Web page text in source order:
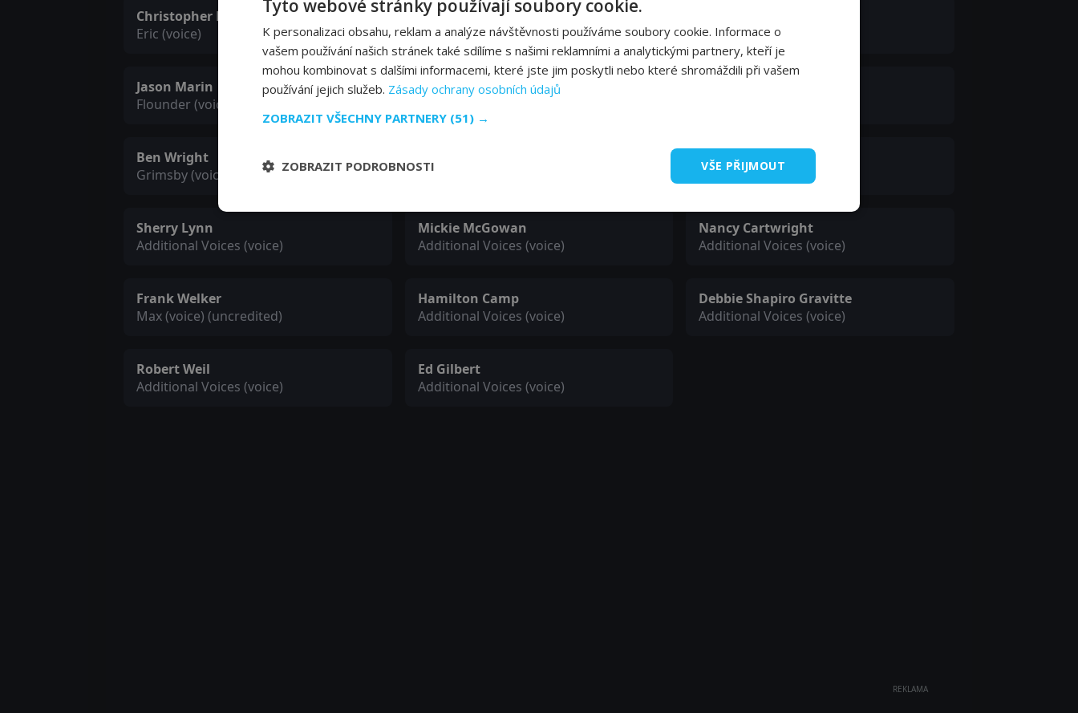
Christopher Daniel Barnes
Eric (voice)
Kenneth Mars
Triton (voice)
Scuttle (voice)
Jason Marin
Flounder (voice)
René Auberjonois
Ben Wright
Grimsby (voice)
Carlotta (voice)
Will Ryan
Seahorse (voice)
Sherry Lynn
Additional Voices (voice)
Mickie McGowan
Additional Voices (voice)
Nancy Cartwright
Additional Voices (voice)
Frank Welker
Max (voice) (uncredited)
Hamilton Camp
Additional Voices (voice)
Debbie Shapiro Gravitte
Additional Voices (voice)
Robert Weil
Additional Voices (voice)
Ed Gilbert
Additional Voices (voice)
REKLAMA
Tyto webové stránky používají soubory cookie.
K personalizaci obsahu, reklam a analýze návštěvnosti používáme soubory cookie. Informace o
vašem používání našich stránek také sdílíme s našimi reklamními a analytickými partnery, kteří je
mohou kombinovat s dalšími informacemi, které jste jim poskytli nebo které shromáždili při vašem
používání jejich služeb. Zásady ochrany osobních údajů
ZOBRAZIT VŠECHNY PARTNERY (51) →
VŠE PŘIJMOUT
ZOBRAZIT PODROBNOSTI